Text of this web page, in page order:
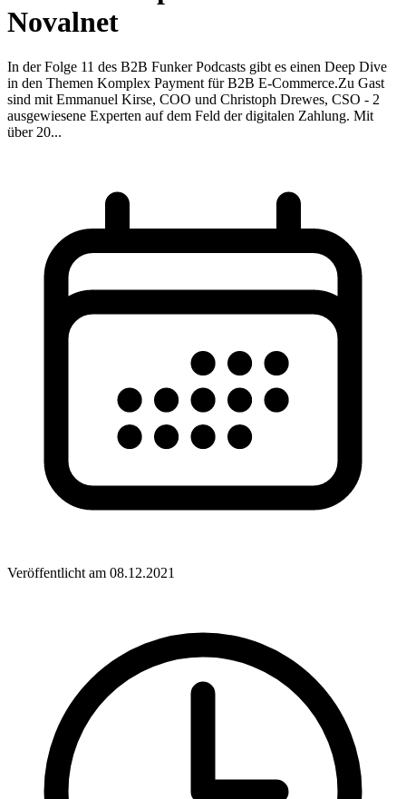
Novalnet
In der Folge 11 des B2B Funker Podcasts gibt es einen Deep Dive
in den Themen Komplex Payment für B2B E-Commerce.Zu Gast
sind mit Emmanuel Kirse, COO und Christoph Drewes, CSO - 2
ausgewiesene Experten auf dem Feld der digitalen Zahlung. Mit
über 20...
Veröffentlicht am 08.12.2021